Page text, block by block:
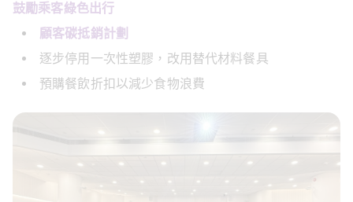
鼓勵乘客綠色出行
顧客碳抵銷計劃
逐步停用一次性塑膠，改用替代材料餐具
預購餐飲折扣以減少食物浪費